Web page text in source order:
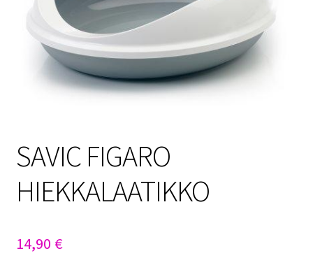
Tietosuojaseloste
Toimitusehdot
SAVIC FIGARO
HIEKKALAATIKKO
14,90 €